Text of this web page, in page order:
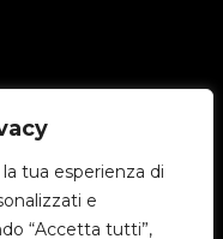
tua esperienza di
e
“Accetta tutti”,